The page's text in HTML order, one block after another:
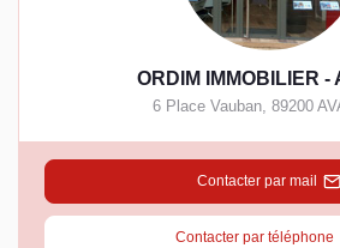
ORDIM IMMOBILIER -
6 Place Vauban, 89200
Contacter par mail
Contacter par téléphone